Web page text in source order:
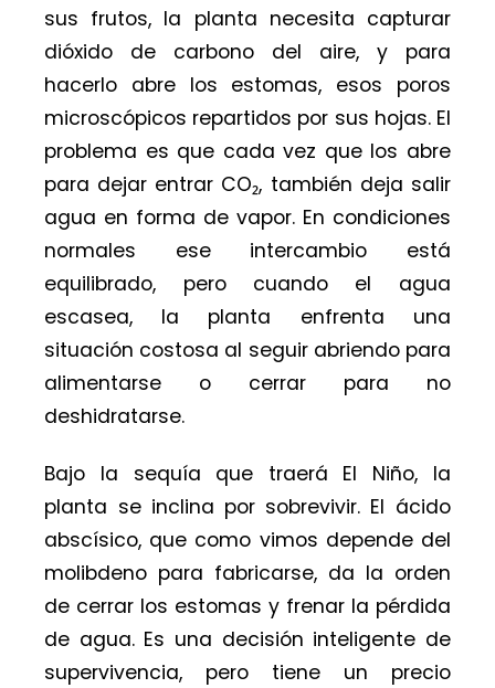
sus frutos, la planta necesita capturar
dióxido de carbono del aire, y para
hacerlo abre los estomas, esos poros
microscópicos repartidos por sus hojas. El
problema es que cada vez que los abre
para dejar entrar CO₂, también deja salir
agua en forma de vapor. En condiciones
normales ese intercambio está
equilibrado, pero cuando el agua
escasea, la planta enfrenta una
situación costosa al seguir abriendo para
alimentarse o cerrar para no
deshidratarse.
Bajo la sequía que traerá El Niño, la
planta se inclina por sobrevivir. El ácido
abscísico, que como vimos depende del
molibdeno para fabricarse, da la orden
de cerrar los estomas y frenar la pérdida
de agua. Es una decisión inteligente de
supervivencia, pero tiene un precio